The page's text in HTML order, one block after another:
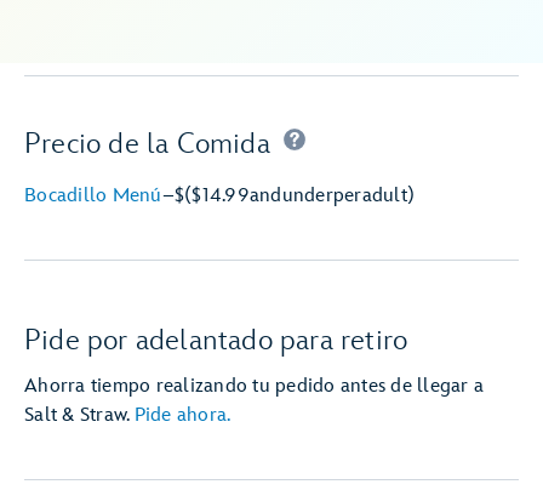
Precio de la Comida
Bocadillo Menú–$($14.99andunderperadult)
Pide por adelantado para retiro
Ahorra tiempo realizando tu pedido antes de llegar a
Salt & Straw. Pide ahora.